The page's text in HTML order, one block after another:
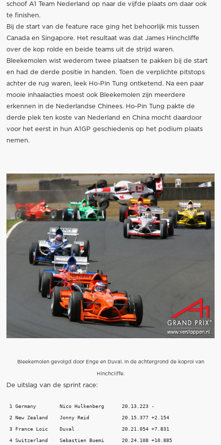
schoof A1 Team Nederland op naar de vijfde plaats om daar ook
te finishen.
Bij de start van de feature race ging het behoorlijk mis tussen
Canada en Singapore. Het resultaat was dat James Hinchcliffe
over de kop rolde en beide teams uit de strijd waren.
Bleekemolen wist wederom twee plaatsen te pakken bij de start
en had de derde positie in handen. Toen de verplichte pitstops
achter de rug waren, leek Ho-Pin Tung ontketend. Na een paar
mooie inhaalacties moest ook Bleekemolen zijn meerdere
erkennen in de Nederlandse Chinees. Ho-Pin Tung pakte de
derde plek ten koste van Nederland en China mocht daardoor
voor het eerst in hun A1GP geschiedenis op het podium plaats
nemen.
Bleekemolen gevolgd door Enge en Duval. In de achtergrond de koprol van
Hinchcliffe.
De uitslag van de sprint race:
1 Germany        Nico Hulkenberg      20.13.223 -
2 New Zealand    Jonny Reid           20.15.377 +2.154
3 France Loic    Duval                20.21.054 +7.831
4 Switzerland    Sebastien Buemi      20.24.108 +10.885